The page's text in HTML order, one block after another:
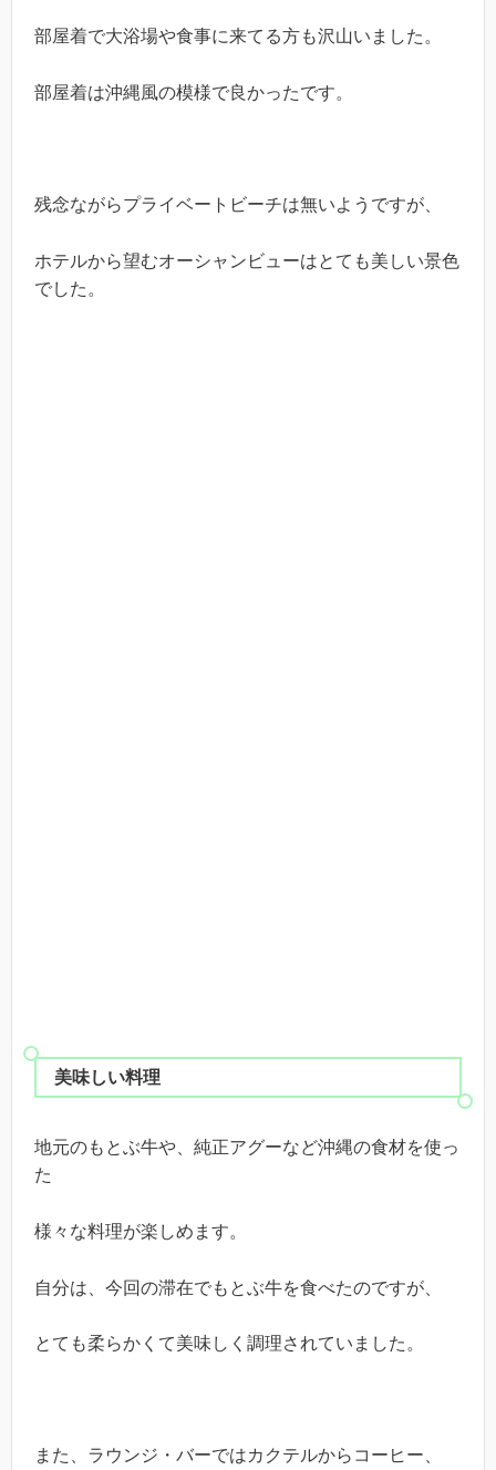
部屋着で大浴場や食事に来てる方も沢山いました。
部屋着は沖縄風の模様で良かったです。
残念ながらプライベートビーチは無いようですが、
ホテルから望むオーシャンビューはとても美しい景色
でした。
美味しい料理
地元のもとぶ牛や、純正アグーなど沖縄の食材を使っ
た
様々な料理が楽しめます。
自分は、今回の滞在でもとぶ牛を食べたのですが、
とても柔らかくて美味しく調理されていました。
また、ラウンジ・バーではカクテルからコーヒー、